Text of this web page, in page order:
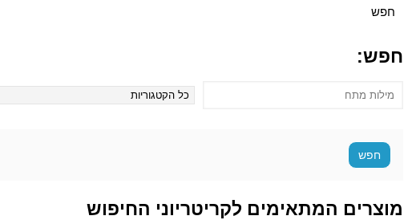
חפש
חפש:
מוצרים המתאימים לקריטריוני החיפוש